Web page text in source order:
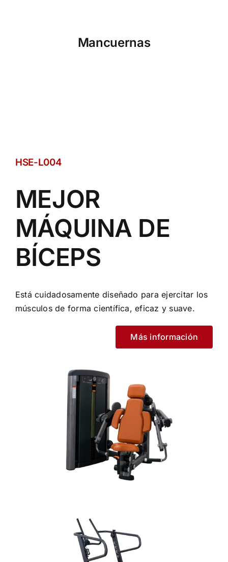
Mancuernas
HSE-L004
MEJOR
MÁQUINA DE
BÍCEPS
Está cuidadosamente diseñado para ejercitar los
músculos de forma científica, eficaz y suave.
Más información